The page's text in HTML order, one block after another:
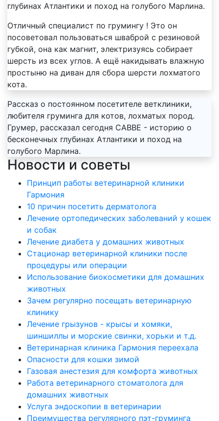
глубинах Атлантики и поход на голубого Марлина.
Отличный специалист по грумингу ! Это он
посоветовал пользоваться шваброй с резиновой
губкой, она как магнит, электризуясь собирает
шерсть из всех углов. А ещё накидывать влажную
простыню на диван для сбора шерсти лохматого
кота.
Рассказ о постоянном посетителе ветклиники,
любителя груминга для котов, лохматых пород.
Грумер, рассказал сегодня САВВЕ - историю о
бесконечных глубинах Атлантики и поход на
голубого Марлина.
Новости и советы
Принцип работы ветеринарной клиники
Гармония
10 причин посетить дерматолога
Лечение ортопедических заболеваний у кошек
и собак
Лечение диабета у домашних животных
Стационар ветеринарной клиники после
процедуры или операции
Использование биокосметики для домашних
животных
Зачем регулярно посещать ветеринарную
клинику
Лечение грызунов - крысы и хомяки,
шиншиллы и морские свинки, хорьки и т.д.
Ветеринарная клиника Гармония переехала
Опасности для кошки зимой
Газовая анестезия для комфорта животных
Работа ветеринарного стоматолога для
домашних животных
Услуга эндоскопии в ветеринарии
Преимущества регулярного пэт-груминга